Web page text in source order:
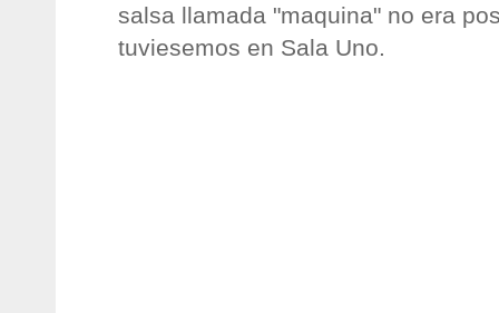
salsa llamada "maquina" no era
tuviesemos en Sala Uno.